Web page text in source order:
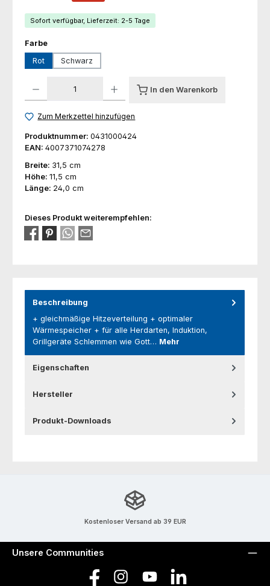
Sofort verfügbar, Lieferzeit: 2-5 Tage
Farbeauswählen
Rot
Schwarz
In den Warenkorb
Zum Merkzettel hinzufügen
Produktnummer: 0431000424
EAN: 4007371074278
Breite: 31,5 cm
Höhe: 11,5 cm
Länge: 24,0 cm
Dieses Produkt weiterempfehlen:
Beschreibung
+ gleichmäßige Hitzeverteilung + optimaler
Wärmespeicher + für alle Herdarten, Induktion,
Grillgeräte Schlemmen wie Gott… Mehr
Eigenschaften
Hersteller
Produkt-Downloads
Kostenloser Versand ab 39 EUR
Unsere Communities
Facebook Instagram YouTube LinkedIn